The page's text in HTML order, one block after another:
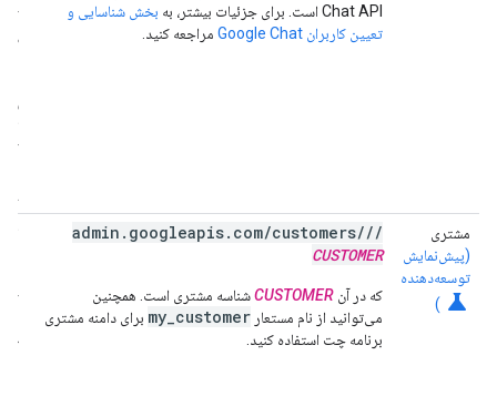
Chat API است. برای جزئیات بیشتر، به
بخش شناسایی و
تعیین کاربران Google Chat
مراجعه کنید.
مشتری
(پیش‌نمایش
توسعه‌دهنده
science
)
//admin.googleapis.com/customers/
CUSTOMER
که در آن CUSTOMERشناسه مشتری است. همچنین
می‌توانید از نام مستعار my_customer برای دامنه مشتری
برنامه چت استفاده کنید.